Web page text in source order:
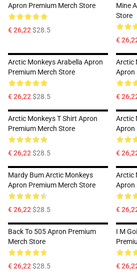
Apron Premium Merch Store
€ 26,22$28.5
Mine
Store
€
Arctic Monkeys Arabella Apron
Premium Merch Store
€ 26,22$28.5
Arctic
Apron
€
Arctic Monkeys T Shirt Apron
Premium Merch Store
€ 26,22$28.5
Arctic
Apron
€
Mardy Bum Arctic Monkeys
Apron Premium Merch Store
€ 26,22$28.5
Arctic
Apron
€
Back To 505 Apron Premium
Merch Store
€ 26,22$28.5
I M
€